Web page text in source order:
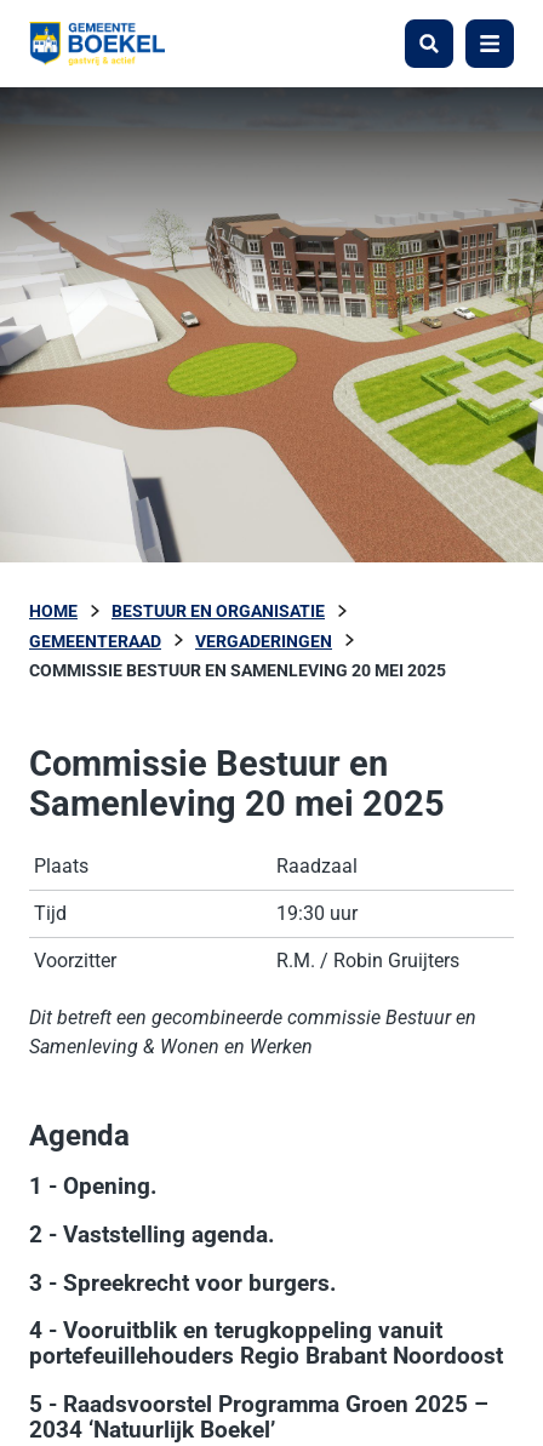
Zoeken Menu
HOME
BESTUUR EN ORGANISATIE
GEMEENTERAAD
VERGADERINGEN
COMMISSIE BESTUUR EN SAMENLEVING 20 MEI 2025
Commissie Bestuur en
Samenleving 20 mei 2025
Plaats Raadzaal
Tijd 19:30 uur
Voorzitter R.M. / Robin Gruijters
Dit betreft een gecombineerde commissie Bestuur en
Samenleving & Wonen en Werken
Agenda
1 - Opening.
2 - Vaststelling agenda.
3 - Spreekrecht voor burgers.
4 - Vooruitblik en terugkoppeling vanuit
portefeuillehouders Regio Brabant Noordoost
5 - Raadsvoorstel Programma Groen 2025 –
2034 ‘Natuurlijk Boekel’